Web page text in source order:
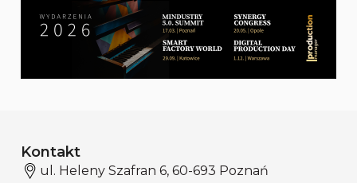
Kontakt
ul. Heleny Szafran 6, 60-693 Poznań